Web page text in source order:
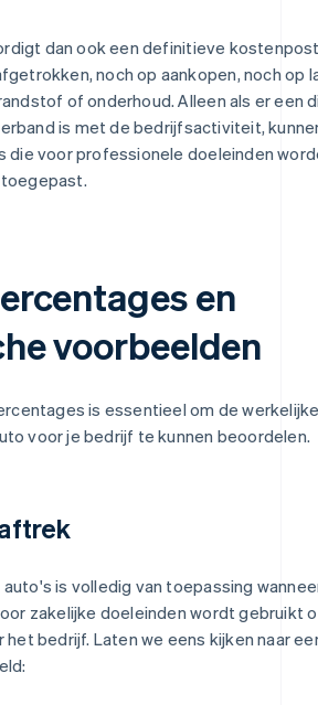
dan ook een definitieve
noch op aankopen, noch op
of onderhoud. Alleen als er een
is met de bedrijfsactiviteit,
die voor professionele doeleinden
en
voorbeelden
is essentieel om de
voor je bedrijf te kunnen beoordelen.
is volledig van toepassing
zakelijke doeleinden wordt gebruikt
bedrijf. Laten we eens kijken naar